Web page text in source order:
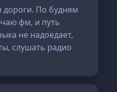
дороги. По будням
фм, и путь
не надоедает,
слушать радио